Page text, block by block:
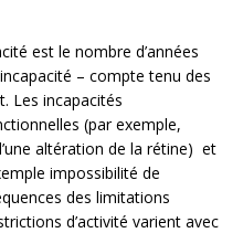
est le nombre d’années
– compte tenu des
Les incapacités
(par exemple,
altération de la rétine) et
impossibilité de
des limitations
d’activité varient avec